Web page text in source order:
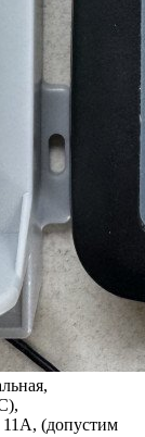
11А, (допустим